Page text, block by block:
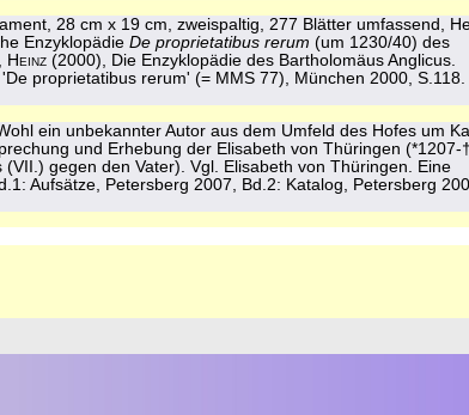
28 cm x 19 cm, zweispaltig, 277 Blätter umfassend,
Enzyklopädie De proprietatibus rerum (um 1230/40) des
Heinz(2000), Die Enzyklopädie des Bartholomäus Anglicus.
proprietatibus rerum' (= MMS 77), München 2000, S.118.
Wohl ein unbekannter Autor aus dem Umfeld des Hofes um
und Erhebung der Elisabeth von Thüringen (*1207-
gegen den Vater). Vgl. Elisabeth von Thüringen. Eine
Aufsätze, Petersberg 2007, Bd.2: Katalog, Petersberg